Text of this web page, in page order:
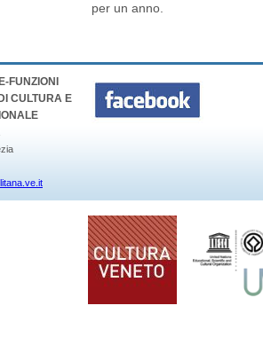
per un anno.
FUNZIONI
CULTURA E